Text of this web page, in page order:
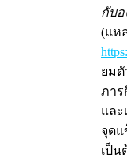
กับอ
(แห
ยมตั
ภาร
และ
จุดแ
เป็น